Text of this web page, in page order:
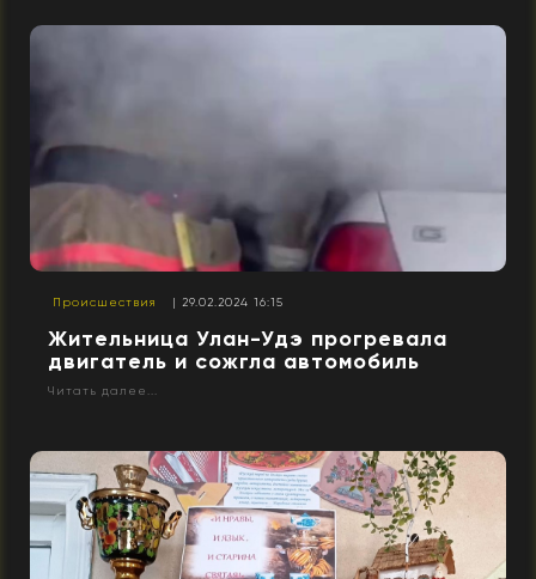
Происшествия | 29.02.2024 16:15
Жительница Улан-Удэ прогревала
двигатель и сожгла автомобиль
Читать далее...